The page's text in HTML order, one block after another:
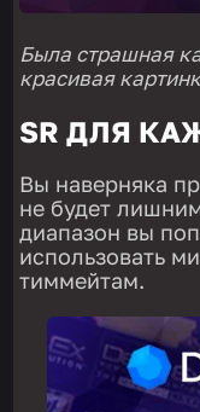
Была страшная
красивая
SR ДЛЯ
Вы наверняка
не будет
диапазон вы
использовать
тиммейтам.